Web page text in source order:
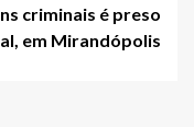
criminais é preso
em Mirandópolis